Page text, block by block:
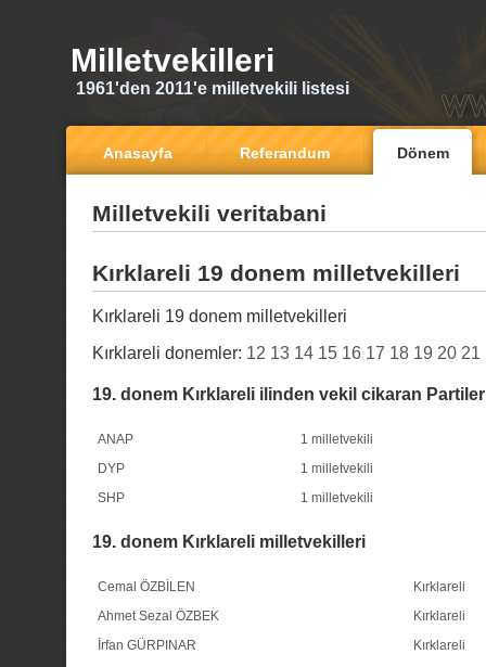
Milletvekilleri
1961'den 2011'e milletvekili listesi
Anasayfa Referandum Dönem
Milletvekili veritabani
Kırklareli 19 donem milletvekilleri
Kırklareli 19 donem milletvekilleri
Kırklareli donemler: 12 13 14 15 16 17 18 19 20 21
19. donem Kırklareli ilinden vekil cikaran Partiler
ANAP
1 milletvekili
DYP
1 milletvekili
SHP
1 milletvekili
19. donem Kırklareli milletvekilleri
Cemal ÖZBİLEN
Kırklareli
Ahmet Sezal ÖZBEK
Kırklareli
İrfan GÜRPINAR
Kırklareli